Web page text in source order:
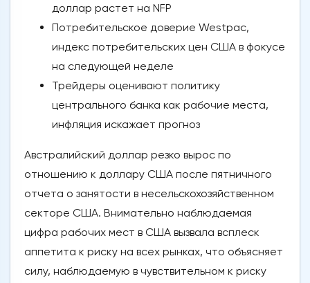
доллар растет на NFP
Потребительское доверие Westpac,
индекс потребительских цен США в фокусе
на следующей неделе
Трейдеры оценивают политику
центрального банка как рабочие места,
инфляция искажает прогноз
Австралийский доллар резко вырос по
отношению к доллару США после пятничного
отчета о занятости в несельскохозяйственном
секторе США. Внимательно наблюдаемая
цифра рабочих мест в США вызвала всплеск
аппетита к риску на всех рынках, что объясняет
силу, наблюдаемую в чувствительном к риску